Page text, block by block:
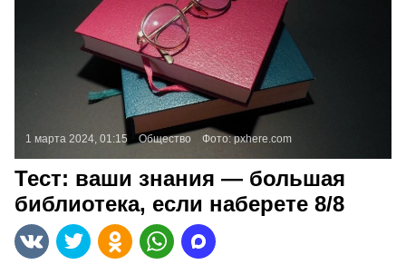
1 марта 2024, 01:15 Общество Фото:pxhere.com
Тест: ваши знания — большая
библиотека, если наберете 8/8